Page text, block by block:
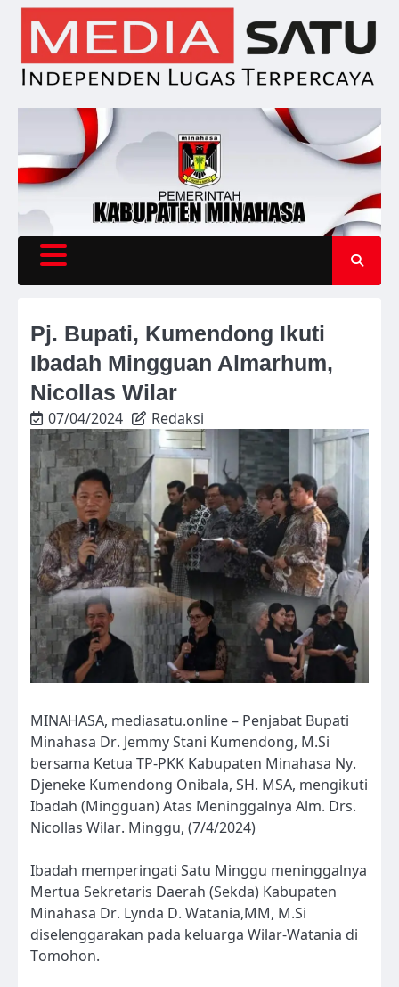
Skip
content
Pj. Bupati, Kumendong Ikuti
Ibadah Mingguan Almarhum,
Nicollas Wilar
07/04/2024 Redaksi
MINAHASA, mediasatu.online – Penjabat Bupati
Minahasa Dr. Jemmy Stani Kumendong, M.Si
bersama Ketua TP-PKK Kabupaten Minahasa Ny.
Djeneke Kumendong Onibala, SH. MSA, mengikuti
Ibadah (Mingguan) Atas Meninggalnya Alm. Drs.
Nicollas Wilar. Minggu, (7/4/2024)
Ibadah memperingati Satu Minggu meninggalnya
Mertua Sekretaris Daerah (Sekda) Kabupaten
Minahasa Dr. Lynda D. Watania,MM, M.Si
diselenggarakan pada keluarga Wilar-Watania di
Tomohon.